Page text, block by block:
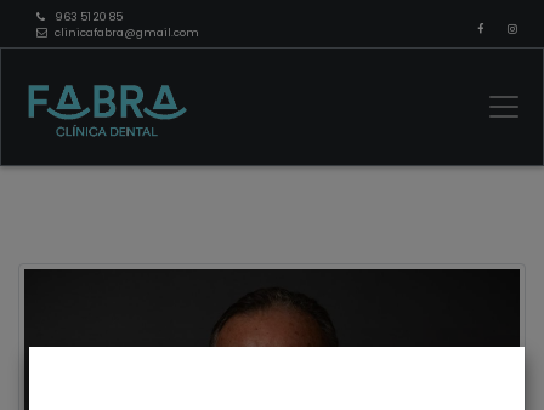
963 51 20 85
clinicafabra@gmail.com